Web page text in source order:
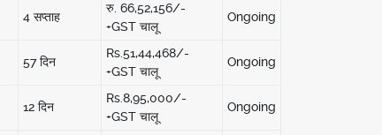
4 सप्ताह
रु. 66,52,156/-
+GST चालू
Ongoing
57 दिन
Rs.51,44,468/-
+GST चालू
Ongoing
12 दिन
Rs.8,95,000/-
+GST चालू
Ongoing